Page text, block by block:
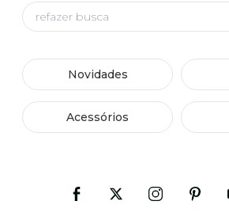
Novidades
Acessórios